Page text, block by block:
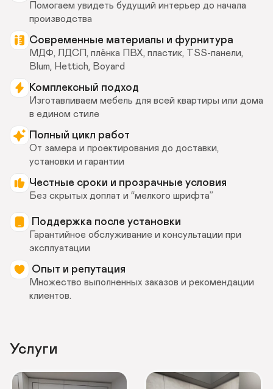
Помогаем увидеть будущий интерьер до начала
производства
Современные материалы и фурнитура
МДФ, ЛДСП, плёнка ПВХ, пластик, TSS-панели,
Blum, Hettich, Boyard
Комплексный подход
Изготавливаем мебель для всей квартиры или дома
в едином стиле
Полный цикл работ
От замера и проектирования до доставки,
установки и гарантии
Честные сроки и прозрачные условия
Без скрытых доплат и “мелкого шрифта”
Поддержка после установки
Гарантийное обслуживание и консультации при
эксплуатации
Опыт и репутация
Множество выполненных заказов и рекомендации
клиентов.
Услуги